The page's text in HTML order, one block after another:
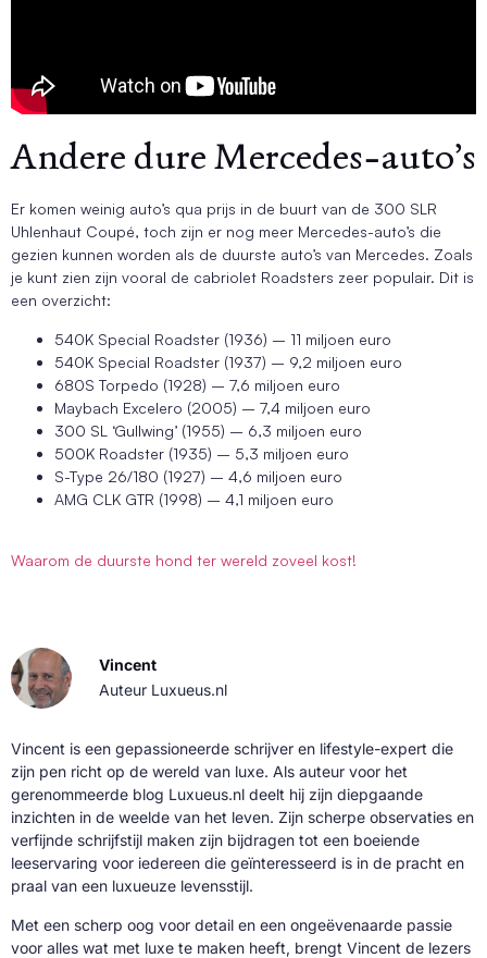
Andere dure Mercedes-auto’s
Er komen weinig auto’s qua prijs in de buurt van de 300 SLR
Uhlenhaut Coupé, toch zijn er nog meer Mercedes-auto’s die
gezien kunnen worden als de duurste auto’s van Mercedes. Zoals
je kunt zien zijn vooral de cabriolet Roadsters zeer populair. Dit is
een overzicht:
540K Special Roadster (1936) – 11 miljoen euro
540K Special Roadster (1937) – 9,2 miljoen euro
680S Torpedo (1928) – 7,6 miljoen euro
Maybach Excelero (2005) – 7,4 miljoen euro
300 SL ‘Gullwing’ (1955) – 6,3 miljoen euro
500K Roadster (1935) – 5,3 miljoen euro
S-Type 26/180 (1927) – 4,6 miljoen euro
AMG CLK GTR (1998) – 4,1 miljoen euro
Waarom de duurste hond ter wereld zoveel kost!
Vincent
Auteur Luxueus.nl
Vincent is een gepassioneerde schrijver en lifestyle-expert die
zijn pen richt op de wereld van luxe. Als auteur voor het
gerenommeerde blog Luxueus.nl deelt hij zijn diepgaande
inzichten in de weelde van het leven. Zijn scherpe observaties en
verfijnde schrijfstijl maken zijn bijdragen tot een boeiende
leeservaring voor iedereen die geïnteresseerd is in de pracht en
praal van een luxueuze levensstijl.
Met een scherp oog voor detail en een ongeëvenaarde passie
voor alles wat met luxe te maken heeft, brengt Vincent de lezers